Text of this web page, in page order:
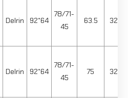
Delrin 92*64
78/71-
45
63.5 32
Delrin 92*64
78/71-
45
75 32